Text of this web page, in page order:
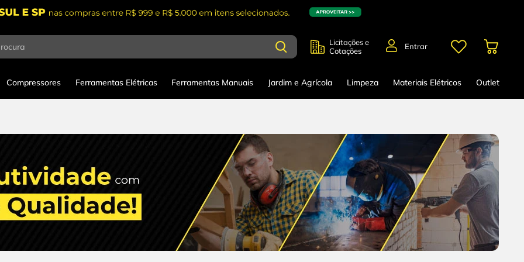
Licitações e
Cotações
Entrar
Compressores Ferramentas Elétricas Ferramentas Manuais Jardim e Agrícola Limpeza Materiais Elétricos Outlet